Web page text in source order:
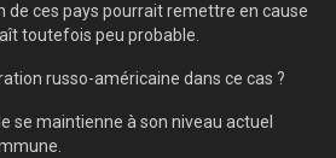
de ces pays pourrait remettre en cause
toutefois peu probable.
russo-américaine dans ce cas ?
se maintienne à son niveau actuel